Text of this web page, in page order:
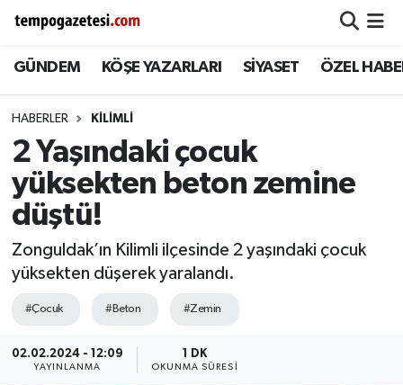
GÜNDEM KÖŞE YAZARLARI SİYASET ÖZEL
HABERLER KILIMLI
2 Yaşındaki çocuk
yüksekten beton zemine
düştü!
Zonguldak’ın Kilimli ilçesinde 2 yaşındaki çocuk
yüksekten düşerek yaralandı.
#Çocuk #Beton #Zemin
02.02.2024 - 12:09
YAYINLANMA
1 DK
OKUNMA SÜRESI
Alaplı
Çaycuma
Devrek
Ereğli
Gökçebey
Zonguldak Nöbetçi Eczaneler
Zonguldak Hava Durumu
Zonguldak Namaz Vakitleri
Zonguldak Trafik Yoğunluk Haritası
Süper Lig Puan Durumu ve Fikstür